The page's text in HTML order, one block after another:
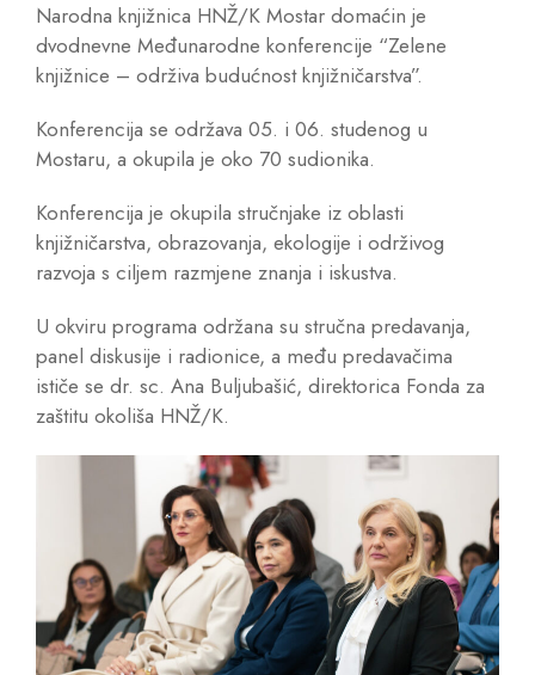
Narodna knjižnica HNŽ/K Mostar domaćin je
dvodnevne Međunarodne konferencije “Zelene
knjižnice – održiva budućnost knjižničarstva”.
Konferencija se održava 05. i 06. studenog u
Mostaru, a okupila je oko 70 sudionika.
Konferencija je okupila stručnjake iz oblasti
knjižničarstva, obrazovanja, ekologije i održivog
razvoja s ciljem razmjene znanja i iskustva.
U okviru programa održana su stručna predavanja,
panel diskusije i radionice, a među predavačima
ističe se dr. sc. Ana Buljubašić, direktorica Fonda za
zaštitu okoliša HNŽ/K.